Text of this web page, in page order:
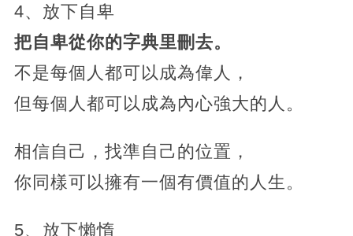
4、放下自卑
把自卑從你的字典里刪去。
不是每個人都可以成為偉人，
但每個人都可以成為內心強大的人。
相信自己，找準自己的位置，
你同樣可以擁有一個有價值的人生。
5、放下懶惰